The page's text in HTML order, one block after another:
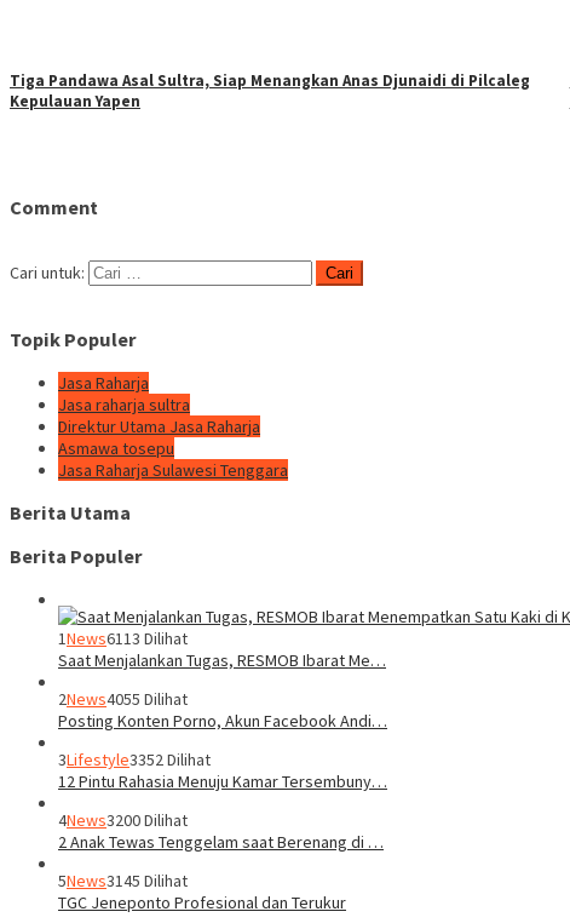
Tiga Pandawa Asal Sultra, Siap Menangkan Anas Djunaidi di Pilcaleg
Kepulauan Yapen
Comment
Cari untuk:
Topik Populer
Jasa Raharja
Jasa raharja sultra
Direktur Utama Jasa Raharja
Asmawa tosepu
Jasa Raharja Sulawesi Tenggara
Berita Utama
Berita Populer
1News6113 Dilihat
Saat Menjalankan Tugas, RESMOB Ibarat Me…
2News4055 Dilihat
Posting Konten Porno, Akun Facebook Andi…
3Lifestyle3352 Dilihat
12 Pintu Rahasia Menuju Kamar Tersembuny…
4News3200 Dilihat
2 Anak Tewas Tenggelam saat Berenang di …
5News3145 Dilihat
TGC Jeneponto Profesional dan Terukur